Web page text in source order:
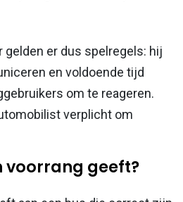
gelden er dus spelregels: hij
en voldoende tijd
om te reageren.
verplicht om
voorrang geeft?